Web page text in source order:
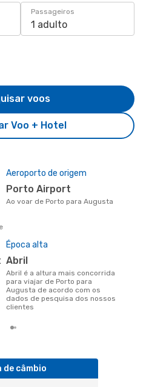
Passageiros
1 adulto
Voo + Hotel
voos
Aeroporto de origem
Porto Airport
Ao voar de Porto para Augusta
Época alta
abril
abril é a altura mais concorrida
para viajar de Porto para
Augusta de acordo com os
dados de pesquisa dos nossos
clientes
de câmbio